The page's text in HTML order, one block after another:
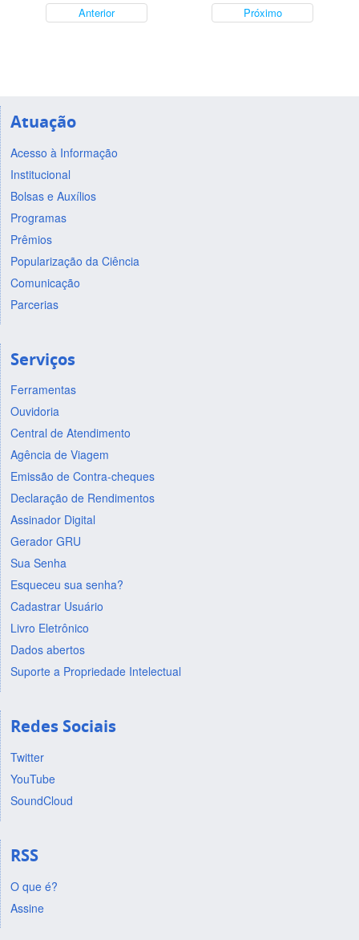
Anterior Próximo
Atuação
Acesso à Informação
Institucional
Bolsas e Auxílios
Programas
Prêmios
Popularização da Ciência
Comunicação
Parcerias
Serviços
Ferramentas
Ouvidoria
Central de Atendimento
Agência de Viagem
Emissão de Contra-cheques
Declaração de Rendimentos
Assinador Digital
Gerador GRU
Sua Senha
Esqueceu sua senha?
Cadastrar Usuário
Livro Eletrônico
Dados abertos
Suporte a Propriedade Intelectual
Redes Sociais
Twitter
YouTube
SoundCloud
RSS
O que é?
Assine